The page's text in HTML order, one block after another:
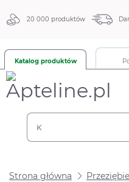
20 000 produktów
Katalog produktów
Strona główna